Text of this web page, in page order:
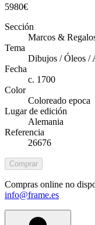
5980€
Sección
Marcos &
Tema
Dibujos / Óleos /
Fecha
c. 1700
Color
Coloreado epoca
Lugar de edición
Alemania
Referencia
26676
Comprar
Compras online no
info@frame.es